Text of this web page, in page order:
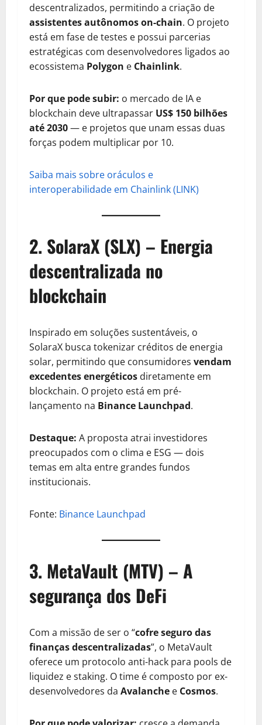
descentralizados, permitindo a criação de
assistentes autônomos on-chain. O projeto
está em fase de testes e possui parcerias
estratégicas com desenvolvedores ligados ao
ecossistema Polygon e Chainlink.
Por que pode subir: o mercado de IA e
blockchain deve ultrapassar US$ 150 bilhões
até 2030— e projetos que unam essas duas
forças podem multiplicar por 10.
Saiba mais sobre oráculos e
interoperabilidade em Chainlink (LINK)
2. SolaraX (SLX) – Energia
descentralizada no
blockchain
Inspirado em soluções sustentáveis, o
SolaraX busca tokenizar créditos de energia
solar, permitindo que consumidores vendam
excedentes energéticos diretamente em
blockchain. O projeto está em pré-
lançamento na Binance Launchpad.
Destaque: A proposta atrai investidores
preocupados com o clima e ESG — dois
temas em alta entre grandes fundos
institucionais.
Fonte: Binance Launchpad
3. MetaVault (MTV) – A
segurança dos DeFi
Com a missão de ser o “cofre seguro das
finanças descentralizadas”, o MetaVault
oferece um protocolo anti-hack para pools de
liquidez e staking. O time é composto por ex-
desenvolvedores da Avalanche e Cosmos.